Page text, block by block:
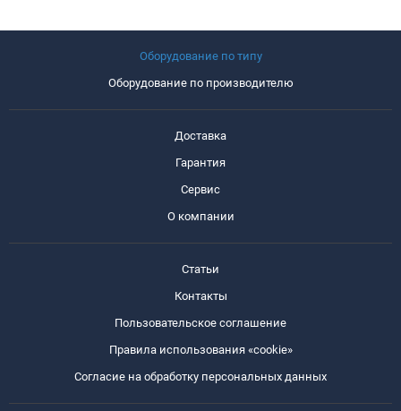
Оборудование по типу
Оборудование по производителю
Доставка
Гарантия
Сервис
О компании
Статьи
Контакты
Пользовательское соглашение
Правила использования «cookie»
Согласие на обработку персональных данных